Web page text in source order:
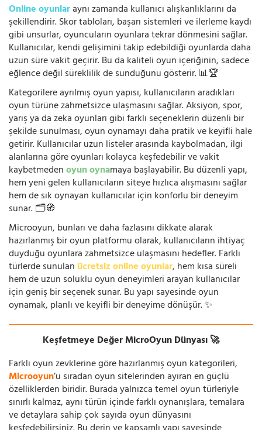
Online oyunlaraynı zamanda kullanıcı alışkanlıklarını da
şekillendirir. Skor tabloları, başarı sistemleri ve ilerleme kaydı
gibi unsurlar, oyuncuların oyunlara tekrar dönmesini sağlar.
Kullanıcılar, kendi gelişimini takip edebildiği oyunlarda daha
uzun süre vakit geçirir. Bu da kaliteli oyun içeriğinin, sadece
eğlence değil süreklilik de sunduğunu gösterir. 📊🏆
Kategorilere ayrılmış oyun yapısı, kullanıcıların aradıkları
oyun türüne zahmetsizce ulaşmasını sağlar. Aksiyon, spor,
yarış ya da zeka oyunları gibi farklı seçeneklerin düzenli bir
şekilde sunulması, oyun oynamayı daha pratik ve keyifli hale
getirir. Kullanıcılar uzun listeler arasında kaybolmadan, ilgi
alanlarına göre oyunları kolayca keşfedebilir ve vakit
kaybetmedenoyun oynamaya başlayabilir. Bu düzenli yapı,
hem yeni gelen kullanıcıların siteye hızlıca alışmasını sağlar
hem de sık oynayan kullanıcılar için konforlu bir deneyim
sunar. 🗂️🧭
Microoyun, bunları ve daha fazlasını dikkate alarak
hazırlanmış bir oyun platformu olarak, kullanıcıların ihtiyaç
duyduğu oyunlara zahmetsizce ulaşmasını hedefler. Farklı
türlerde sunulan ücretsiz online oyunlar, hem kısa süreli
hem de uzun soluklu oyun deneyimleri arayan kullanıcılar
için geniş bir seçenek sunar. Bu yapı sayesinde oyun
oynamak, planlı ve keyifli bir deneyime dönüşür. ✨
Keşfetmeye Değer MicroOyun Dünyası 🚀
Farklı oyun zevklerine göre hazırlanmış oyun kategorileri,
Microoyun’u sıradan oyun sitelerinden ayıran en güçlü
özelliklerden biridir. Burada yalnızca temel oyun türleriyle
sınırlı kalmaz, aynı türün içinde farklı oynanışlara, temalara
ve detaylara sahip çok sayıda oyun dünyasını